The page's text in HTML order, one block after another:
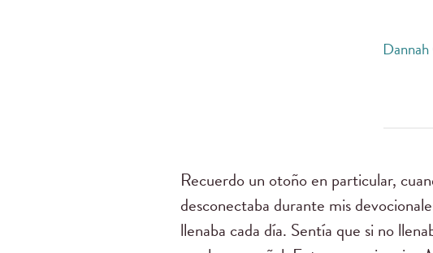
Recuerdo un otoño en particular,
desconectaba durante mis
llenaba cada día. Sentía que si no